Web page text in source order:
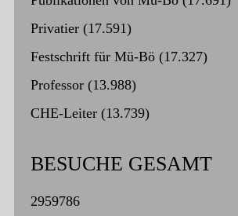
Privatier (17.591)
Festschrift für Mü-Bö (17.327)
Professor (13.988)
CHE-Leiter (13.739)
BESUCHE GESAMT
2959786